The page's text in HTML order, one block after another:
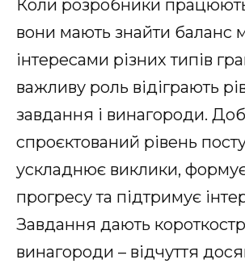
Коли розробники
вони мають знайти баланс
інтересами різних типів
важливу роль відіграють
завдання і винагороди.
спроєктований рівень
ускладнює виклики, формує
прогресу та підтримує
Завдання дають
винагороди – відчуття